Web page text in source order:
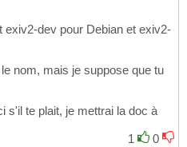
dev pour Debian et exiv2-
nom, mais je suppose que tu
s'il te plait, je mettrai la doc à
1
0